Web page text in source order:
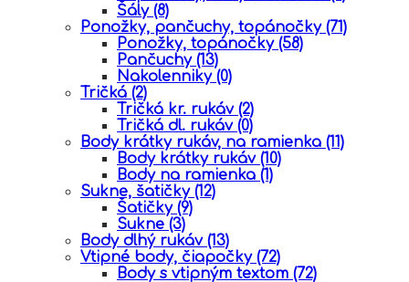
Šály (8)
Ponožky, pančuchy, topánočky (71)
Ponožky, topánočky (58)
Pančuchy (13)
Nakolenniky (0)
Tričká (2)
Tričká kr. rukáv (2)
Tričká dl. rukáv (0)
Body krátky rukáv, na ramienka (11)
Body krátky rukáv (10)
Body na ramienka (1)
Sukne, šatičky (12)
Šatičky (9)
Sukne (3)
Body dlhý rukáv (13)
Vtipné body, čiapočky (72)
Body s vtipným textom (72)